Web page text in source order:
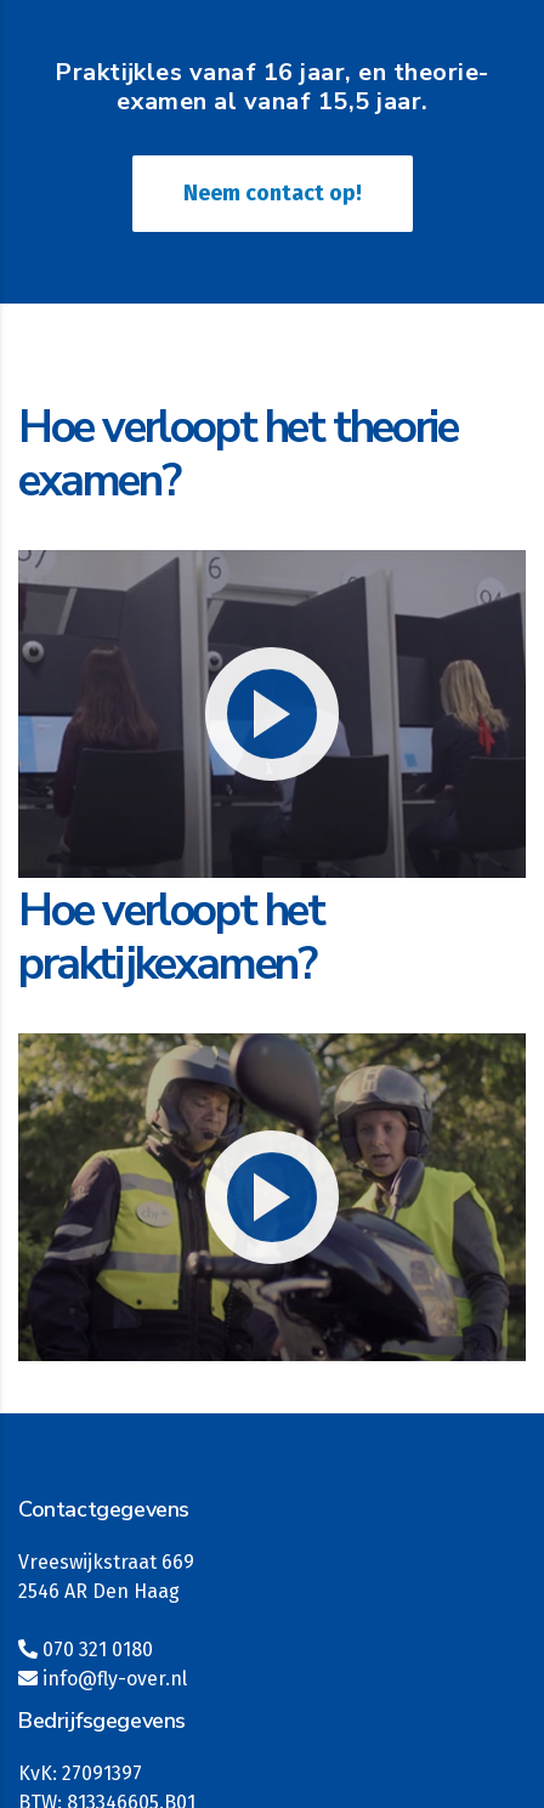
Praktijkles vanaf 16 jaar, en theorie-
examen al vanaf 15,5 jaar.
Neem contact op!
Hoe verloopt het theorie
examen?
Hoe verloopt het
praktijkexamen?
Contactgegevens
Vreeswijkstraat 669
2546 AR Den Haag
070 321 0180
info@fly-over.nl
Bedrijfsgegevens
KvK: 27091397
BTW: 813346605.B01